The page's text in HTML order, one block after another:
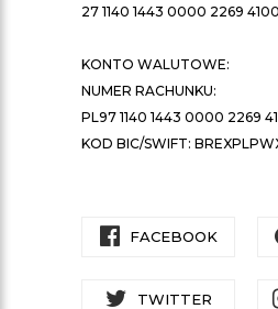
27 1140 1443 0000 2269
KONTO WALUTOWE:
NUMER RACHUNKU:
PL97 1140 1443 0000 2269
KOD BIC/SWIFT:
FACEBOOK
TWITTER